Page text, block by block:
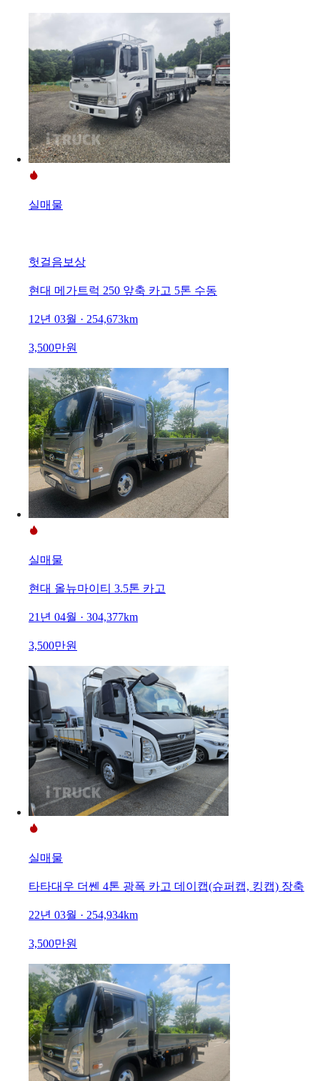
실매물
헛걸음보상
현대 메가트럭 250 앞축 카고 5톤 수동
12년 03월 · 254,673km
3,500만원
실매물
현대 올뉴마이티 3.5톤 카고
21년 04월 · 304,377km
3,500만원
실매물
타타대우 더쎈 4톤 광폭 카고 데이캡(슈퍼캡, 킹캡) 장축
22년 03월 · 254,934km
3,500만원